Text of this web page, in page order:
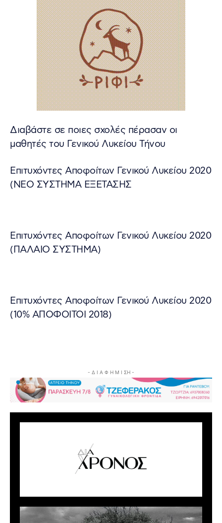
Διαβάστε σε ποιες σχολές πέρασαν οι
μαθητές του Γενικού Λυκείου Τήνου
Επιτυχόντες Αποφοίτων Γενικού Λυκείου 2020
(NEΟ ΣΥΣΤΗΜΑ ΕΞΕΤΑΣΗΣ
Επιτυχόντες Αποφοίτων Γενικού Λυκείου 2020
(ΠΑΛΑΙΟ ΣΥΣΤΗΜΑ)
Επιτυχόντες Αποφοίτων Γενικού Λυκείου 2020
(10% ΑΠΟΦΟΙΤΟΙ 2018)
- Δ Ι Α Φ Η Μ Ι ΣΗ -